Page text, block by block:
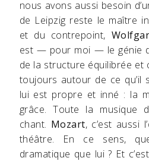
nous avons aussi besoin
de Leipzig reste le maître
et du contrepoint,
est — pour moi — le génie
de la structure équilibrée et
toujours autour de ce qu’il
lui est propre et inné : la
grâce. Toute la musique
chant. Mozart, c’est aussi
théâtre. En ce sens,
dramatique que lui ? Et